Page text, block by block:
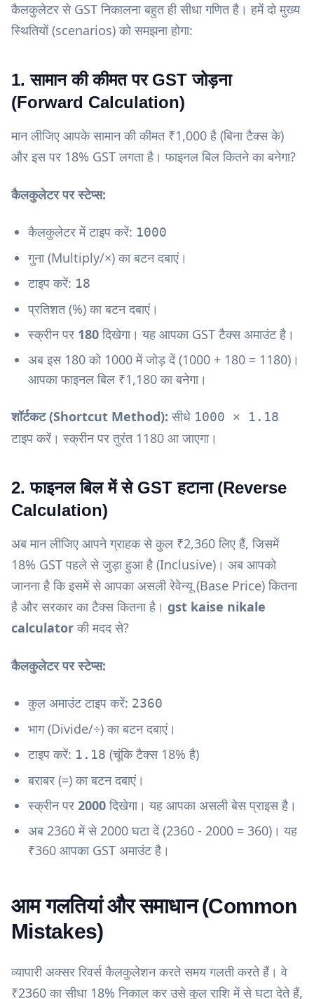
कैलकुलेटर से GST निकालना बहुत ही सीधा गणित है। हमें दो मुख्य
स्थितियों (scenarios) को समझना होगा:
1. सामान की कीमत पर GST जोड़ना
(Forward Calculation)
मान लीजिए आपके सामान की कीमत ₹1,000 है (बिना टैक्स के)
और इस पर 18% GST लगता है। फाइनल बिल कितने का बनेगा?
कैलकुलेटर पर स्टेप्स:
कैलकुलेटर में टाइप करें: 1000
गुना (Multiply/×) का बटन दबाएं।
टाइप करें: 18
प्रतिशत (%) का बटन दबाएं।
स्क्रीन पर 180दिखेगा। यह आपका GST टैक्स अमाउंट है।
अब इस 180 को 1000 में जोड़ दें (1000 + 180 = 1180)।
आपका फाइनल बिल ₹1,180 का बनेगा।
शॉर्टकट (Shortcut Method): सीधे 1000 × 1.18
टाइप करें। स्क्रीन पर तुरंत 1180 आ जाएगा।
2. फाइनल बिल में से GST हटाना (Reverse
Calculation)
अब मान लीजिए आपने ग्राहक से कुल ₹2,360 लिए हैं, जिसमें
18% GST पहले से जुड़ा हुआ है (Inclusive)। अब आपको
जानना है कि इसमें से आपका असली रेवेन्यू (Base Price) कितना
है और सरकार का टैक्स कितना है। gst kaise nikale
calculatorकी मदद से?
कैलकुलेटर पर स्टेप्स:
कुल अमाउंट टाइप करें: 2360
भाग (Divide/÷) का बटन दबाएं।
टाइप करें: 1.18 (चूंकि टैक्स 18% है)
बराबर (=) का बटन दबाएं।
स्क्रीन पर 2000दिखेगा। यह आपका असली बेस प्राइस है।
अब 2360 में से 2000 घटा दें (2360 - 2000 = 360)। यह
₹360 आपका GST अमाउंट है।
आम गलतियां और समाधान (Common
Mistakes)
व्यापारी अक्सर रिवर्स कैलकुलेशन करते समय गलती करते हैं। वे
₹2360 का सीधा 18% निकाल कर उसे कुल राशि में से घटा देते हैं,